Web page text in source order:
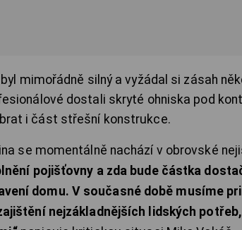
mimořádně silný a vyžádal si zásah
dostali skryté ohniska pod
i část střešní konstrukce.
se momentálně nachází v obrovské
pojišťovny a zda bude částka
domu. V současné době musíme
nejzákladnějších lidských